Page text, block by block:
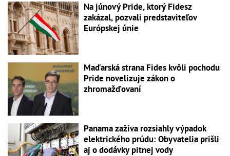
Na júnový Pride, ktorý Fidesz
zakázal, pozvali predstaviteľov
Európskej únie
Maďarská strana Fides kvôli pochodu
Pride novelizuje zákon o
zhromažďovaní
Panama zažíva rozsiahly výpadok
elektrického prúdu: Obyvatelia prišli
aj o dodávky pitnej vody